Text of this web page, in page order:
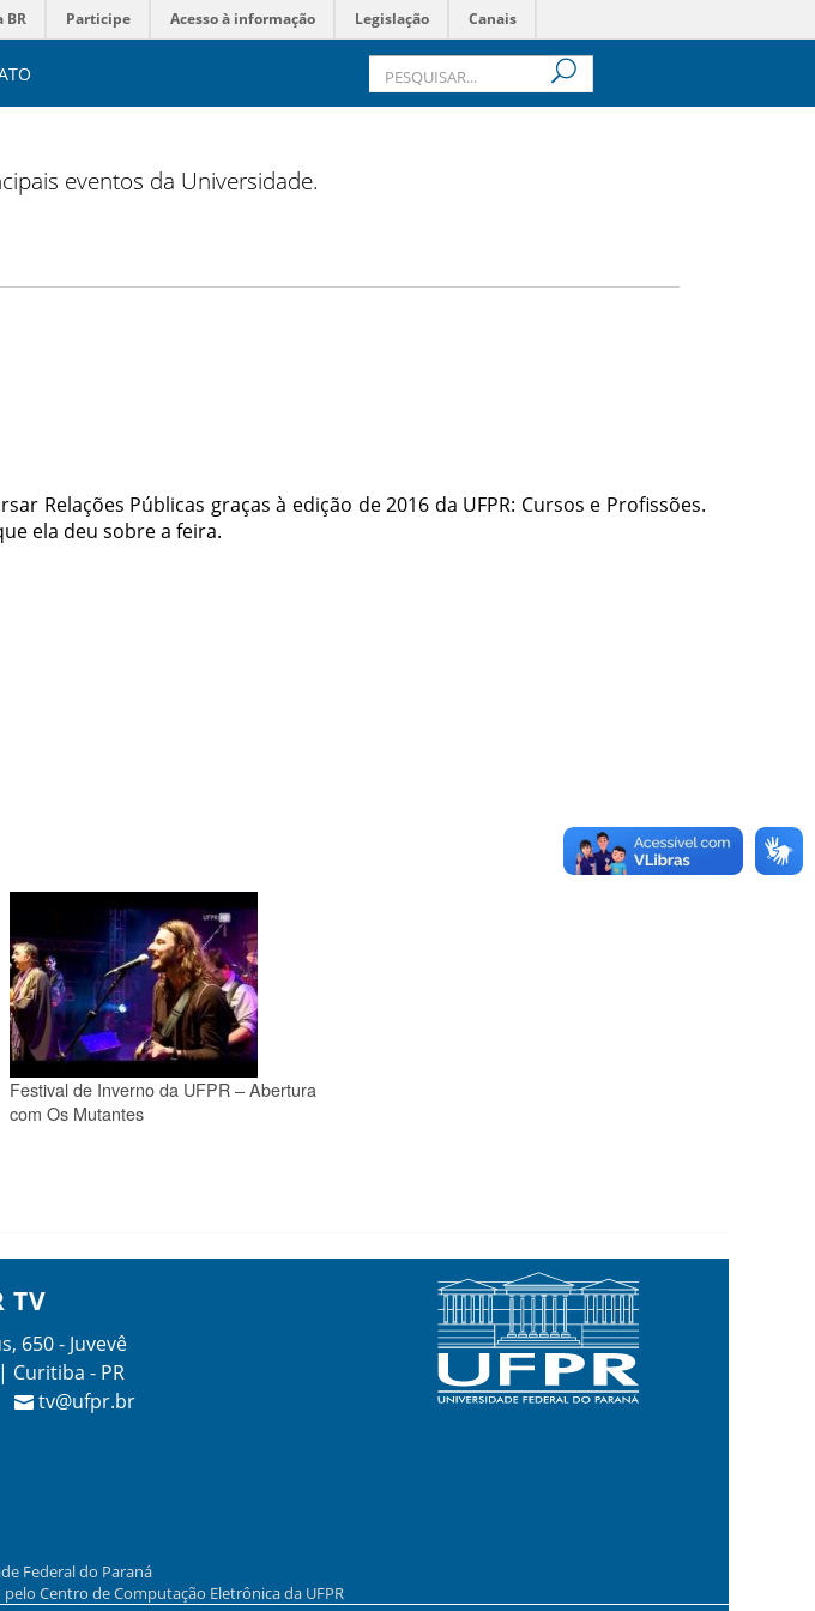
BR Participe Acesso à informação Legislação Canais
eventos da Universidade.
Relações Públicas graças à edição de 2016 da UFPR: Cursos e Profissões.
ela deu sobre a feira.
Festival de Inverno da UFPR – Abertura
com Os Mutantes
TV
650 - Juvevê
Curitiba - PR
tv@ufpr.br
Federal do Paraná
Centro de Computação Eletrônica da UFPR